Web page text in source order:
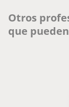
Otros
que